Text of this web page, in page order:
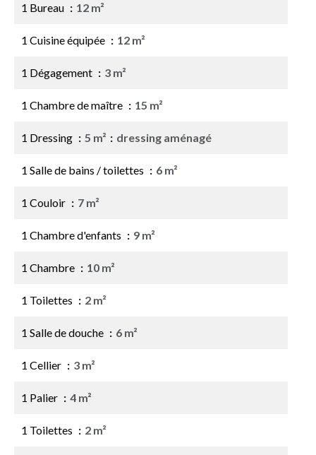
1 Bureau 12 m²
1 Cuisine équipée 12 m²
1 Dégagement 3 m²
1 Chambre de maître 15 m²
1 Dressing 5 m² dressing aménagé
1 Salle de bains / toilettes 6 m²
1 Couloir 7 m²
1 Chambre d'enfants 9 m²
1 Chambre 10 m²
1 Toilettes 2 m²
1 Salle de douche 6 m²
1 Cellier 3 m²
1 Palier 4 m²
1 Toilettes 2 m²